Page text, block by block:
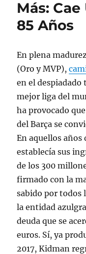
Más:
85 Años
En plena
(Oro y MVP),
en el despiadado
mejor liga del
ha provocado
del Barça se
En aquellos años
establecía sus
de los 300
firmado con la
sabido por todos
la entidad
deuda que se
euros. Sí, ya
2017, Kidman